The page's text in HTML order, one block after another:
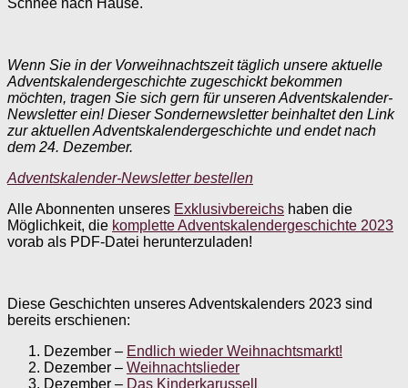
Schnee nach Hause.
Wenn Sie in der Vorweihnachtszeit täglich unsere aktuelle
Adventskalendergeschichte zugeschickt bekommen
möchten, tragen Sie sich gern für unseren Adventskalender-
Newsletter ein!Dieser Sondernewsletter beinhaltet den Link
zur aktuellen Adventskalendergeschichte und endet nach
dem 24. Dezember.
Adventskalender-Newsletter bestellen
Alle Abonnenten unseres Exklusivbereichs haben die
Möglichkeit, die komplette Adventskalendergeschichte 2023
vorab als PDF-Datei herunterzuladen!
Diese Geschichten unseres Adventskalenders 2023 sind
bereits erschienen:
Dezember – Endlich wieder Weihnachtsmarkt!
Dezember – Weihnachtslieder
Dezember – Das Kinderkarussell